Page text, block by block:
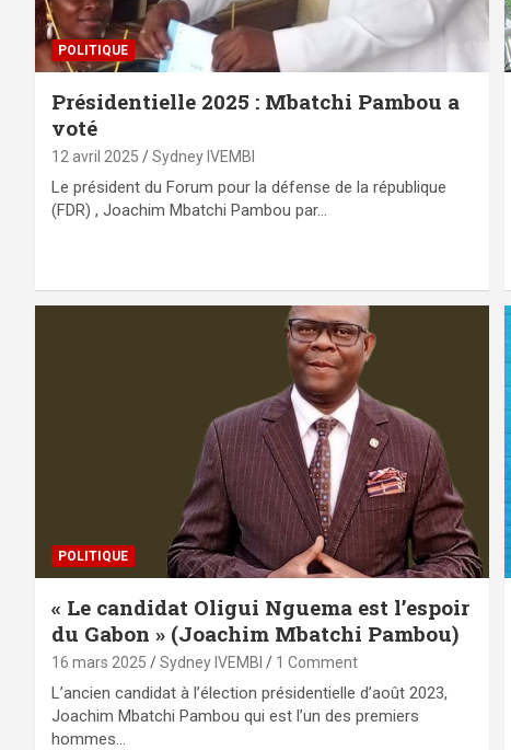
POLITIQUE
Présidentielle 2025 : Mbatchi Pambou a
voté
12 avril 2025 Sydney IVEMBI
Le président du Forum pour la défense de la république
(FDR) , Joachim Mbatchi Pambou par…
POLITIQUE
« Le candidat Oligui Nguema est l’espoir
du Gabon » (Joachim Mbatchi Pambou)
16 mars 2025 Sydney IVEMBI 1 Comment
L’ancien candidat à l’élection présidentielle d’août 2023,
Joachim Mbatchi Pambou qui est l’un des premiers
hommes…